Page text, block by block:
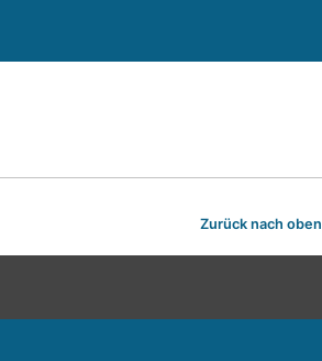
Zurück nach oben